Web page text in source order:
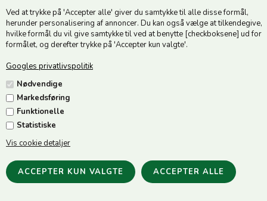
Ved at trykke på 'Accepter alle' giver du samtykke til alle disse formål,
herunder personalisering af annoncer. Du kan også vælge at tilkendegive,
hvilke formål du vil give samtykke til ved at benytte [checkboksene] ud for
formålet, og derefter trykke på 'Accepter kun valgte'.
Googles privatlivspolitik
Nødvendige
Markedsføring
Funktionelle
Statistiske
Vis cookie detaljer
HG Trense Emi - Sort
699,00 DKK